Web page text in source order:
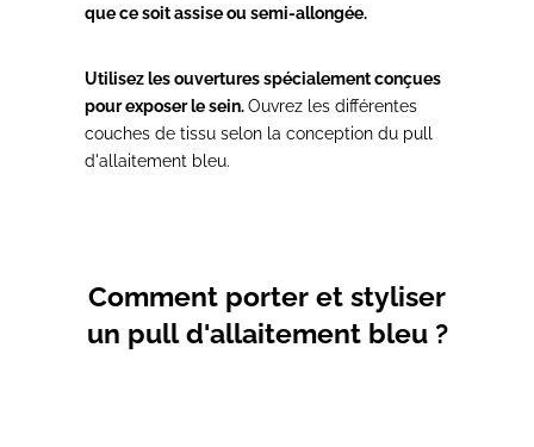
que ce soit assise ou semi-allongée.
Utilisez les ouvertures spécialement conçues
pour exposer le sein.Ouvrez les différentes
couches de tissu selon la conception du pull
d'allaitement bleu.
Comment porter et styliser
un pull d'allaitement bleu ?